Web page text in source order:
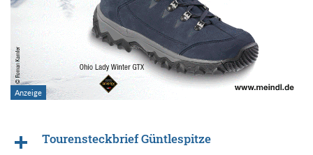
Tourensteckbrief Güntlespitze